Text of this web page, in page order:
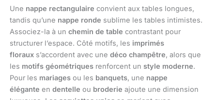
Une nappe rectangulaire convient aux tables longues,
tandis qu’une nappe ronde sublime les tables intimistes.
Associez-la à un chemin de table contrastant pour
structurer l’espace. Côté motifs, les imprimés
floraux s’accordent avec une déco champêtre, alors que
les motifs géométriques renforcent un style moderne.
Pour les mariages ou les banquets, une nappe
élégante en dentelle ou broderie ajoute une dimension